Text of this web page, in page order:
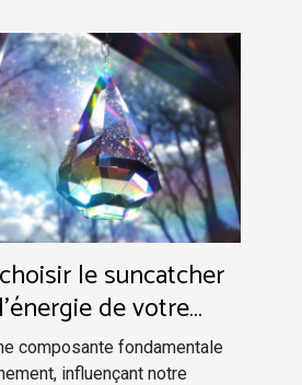
le suncatcher
de votre
composante fondamentale
influençant notre